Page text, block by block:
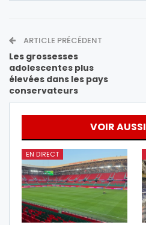
ARTICLE PRÉCÉDENT
Les grossesses
adolescentes plus
élevées dans les pays
conservateurs
VOIR AUSSI
EN DIRECT